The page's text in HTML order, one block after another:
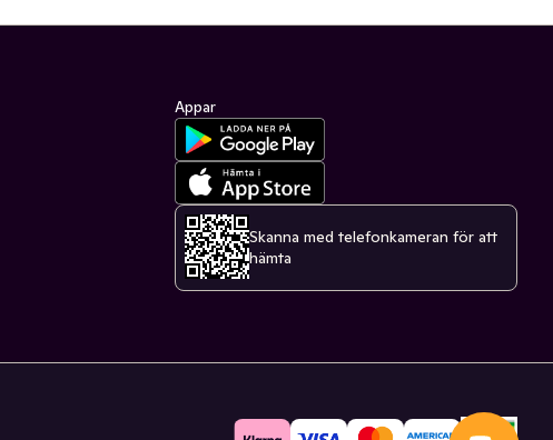
Appar
Skanna med telefonkameran för att
hämta